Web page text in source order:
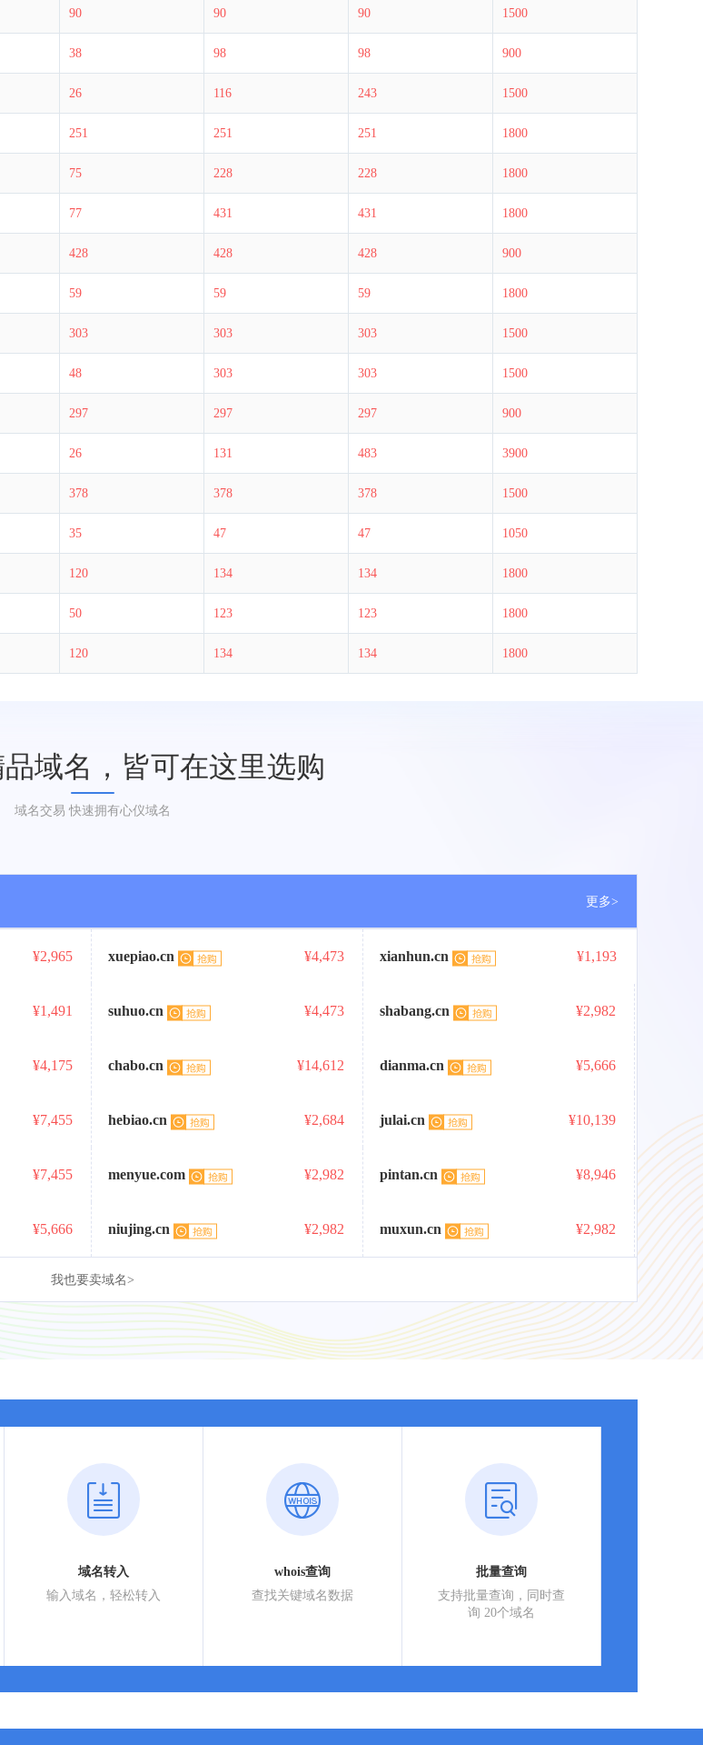
关于.INFO & .MOBI实名认证的重要通知
90 90 90 1500
38 98 98 900
26 116 243 1500
251 251 251 1800
75 228 228 1800
77 431 431 1800
428 428 428 900
59 59 59 1800
303 303 303 1500
48 303 303 1500
297 297 297 900
26 131 483 3900
378 378 378 1500
35 47 47 1050
120 134 134 1800
50 123 123 1800
120 134 134 1800
域名，皆可在这里选购
域名交易 快速拥有心仪域名
更多>
¥2,965 xuepiao.cn ¥4,473 xianhun.cn ¥1,193
¥1,491 suhuo.cn ¥4,473 shabang.cn ¥2,982
¥4,175 chabo.cn ¥14,612 dianma.cn ¥5,666
¥7,455 hebiao.cn ¥2,684 julai.cn ¥10,139
¥7,455 menyue.com ¥2,982 pintan.cn ¥8,946
¥5,666 niujing.cn ¥2,982 muxun.cn ¥2,982
我也要卖域名>
域名转入
输入域名，轻松转入
whois查询
查找关键域名数据
批量查询
支持批量查询，同时查
询 20个域名